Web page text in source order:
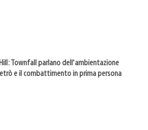
Townfall parlano dell’ambientazione
e il combattimento in prima persona